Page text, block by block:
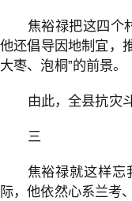
焦裕禄把这四个
他还倡导因地制宜，
大枣、泡桐”的前景。
由此，全县抗灾
三
焦裕禄就这样忘
际，他依然心系兰考